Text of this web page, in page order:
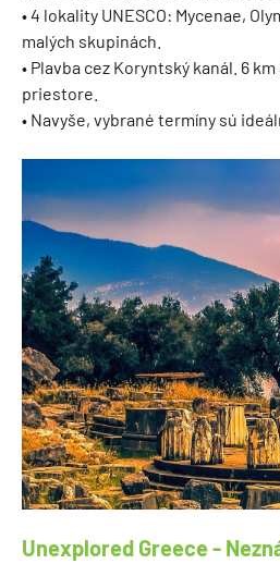
• 4 lokality UNESCO: Mycenae,
malých skupinách.
• Plavba cez Koryntský kanál. 6
priestore.
• Navyše, vybrané termíny sú
Unexplored Greece -